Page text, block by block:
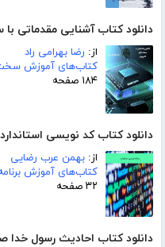
دانلود کتاب آشنایی مقدماتی با
از: رضا بهرامی راد
کتاب‌های آموزش سخت
۱۸۴ صفحه
دانلود کتاب کد نویسی استاندارد
از: بهمن عرب رضایی
کتاب‌های آموزش
۳۲ صفحه
دانلود کتاب احادیث رسول خدا